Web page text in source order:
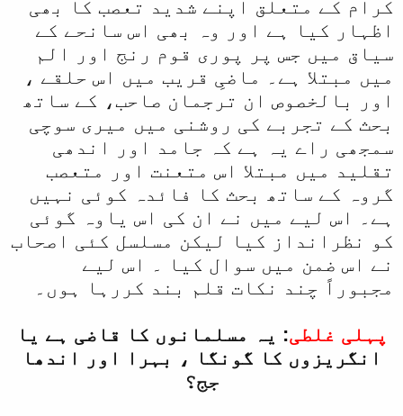
کرام کے متعلق اپنے شدید تعصب کا بھی
اظہار کیا ہے اور وہ بھی اس سانحے کے
سیاق میں جس پر پوری قوم رنج اور الم
میں مبتلا ہے۔ ماضیِ قریب میں اس حلقے ،
اور بالخصوص ان ترجمان صاحب، کے ساتھ
بحث کے تجربے کی روشنی میں میری سوچی
سمجھی راے یہ ہے کہ جامد اور اندھی
تقلید میں مبتلا اس متعنت اور متعصب
گروہ کے ساتھ بحث کا فائدہ کوئی نہیں
ہے۔ اس لیے میں نے ان کی اس یاوہ گوئی
کو نظرانداز کیا لیکن مسلسل کئی اصحاب
نے اس ضمن میں سوال کیا ۔ اس لیے
مجبوراً چند نکات قلم بند کررہا ہوں۔
پہلی غلطی: یہ مسلمانوں کا قاضی ہے یا
انگریزوں کا گونگا ، بہرا اور اندھا
جج؟